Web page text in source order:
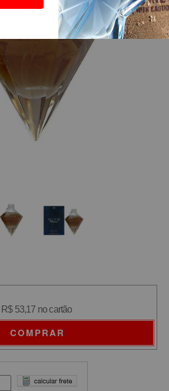
R$ 53,17 no cartão
COMPRAR